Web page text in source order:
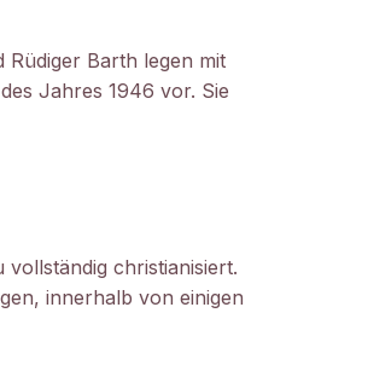
Barth legen mit
Jahres 1946 vor. Sie
christianisiert.
innerhalb von einigen